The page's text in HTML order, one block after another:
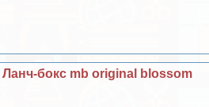
Ланч-бокс mb original blossom